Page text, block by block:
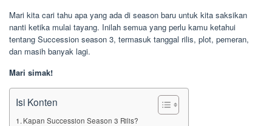
Mari kita cari tahu apa yang ada di season baru untuk kita saksikan
nanti ketika mulai tayang. Inilah semua yang perlu kamu ketahui
tentang Succession season 3, termasuk tanggal rilis, plot, pemeran,
dan masih banyak lagi.
Mari simak!
Isi Konten
Kapan Succession Season 3 Rilis?